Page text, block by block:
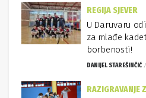
REGIJA SJEVER
U Daruvaru
za mlađe
borbenosti!
DANIJEL STAREŠINČIĆ
RAZIGRAVANJE